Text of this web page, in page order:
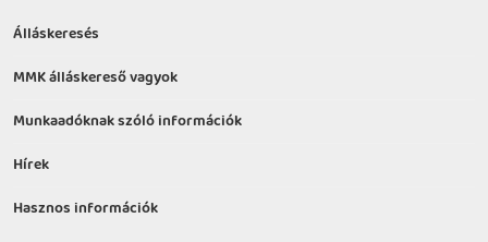
Álláskeresés
MMK álláskereső vagyok
Munkaadóknak szóló információk
Hírek
Hasznos információk